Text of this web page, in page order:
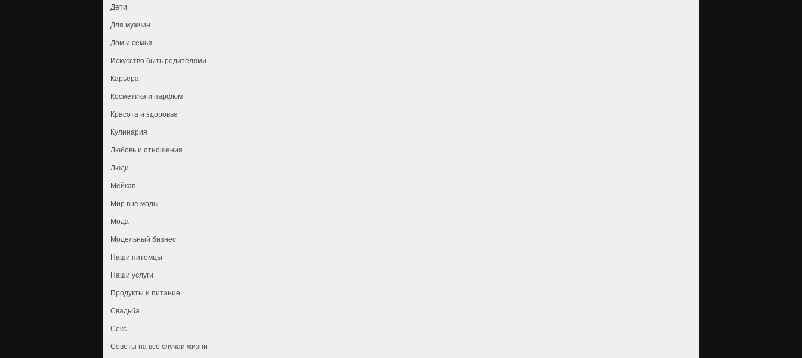
Дети
Для мужчин
Дом и семья
Искусство быть родителями
Карьера
Косметика и парфюм
Красота и здоровье
Кулинария
Любовь и отношения
Люди
Мейкап
Мир вне моды
Мода
Модельный бизнес
Наши питомцы
Наши услуги
Продукты и питание
Свадьба
Секс
Советы на все случаи жизни